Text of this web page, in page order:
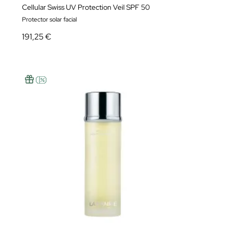
Cellular Swiss UV Protection Veil SPF 50
Protector solar facial
191,25 €